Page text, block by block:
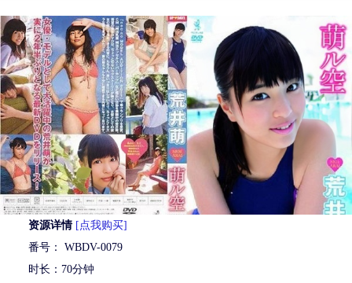
资源详情 [点我购买]
番号： WBDV-0079
时长：70分钟